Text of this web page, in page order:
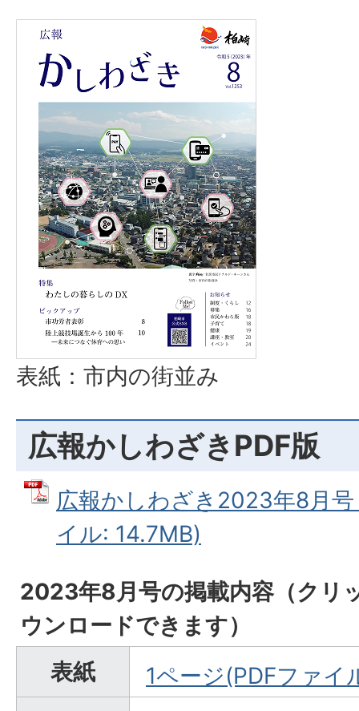
表紙：市内の街並み
広報かしわざきPDF版
広報かしわざき2023年8月
イル: 14.7MB)
2023年8月号の掲載内容（クリ
ウンロードできます）
表紙
1ページ(PDFファイ